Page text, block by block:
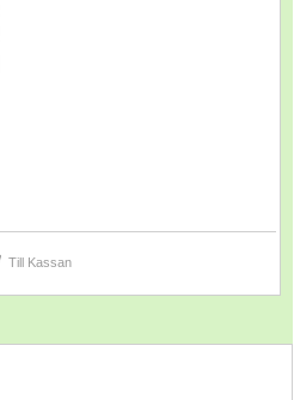
Till Kassan